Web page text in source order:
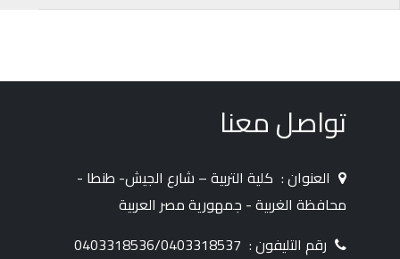
تواصل معنا
العنوان :كلية التربية – شارع الجيش- طنطا -
محافظة الغربية - جمهورية مصر العربية
رقم التليفون : 0403318536/0403318537